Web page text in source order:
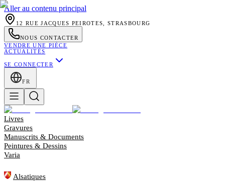
Aller au contenu principal
12 RUE JACQUES PEIROTES, STRASBOURG
NOUS CONTACTER
VENDRE UNE PIÈCE
ACTUALITÉS
SE CONNECTER
FR
Livres
Gravures
Manuscrits & Documents
Peintures & Dessins
Varia
Alsatiques